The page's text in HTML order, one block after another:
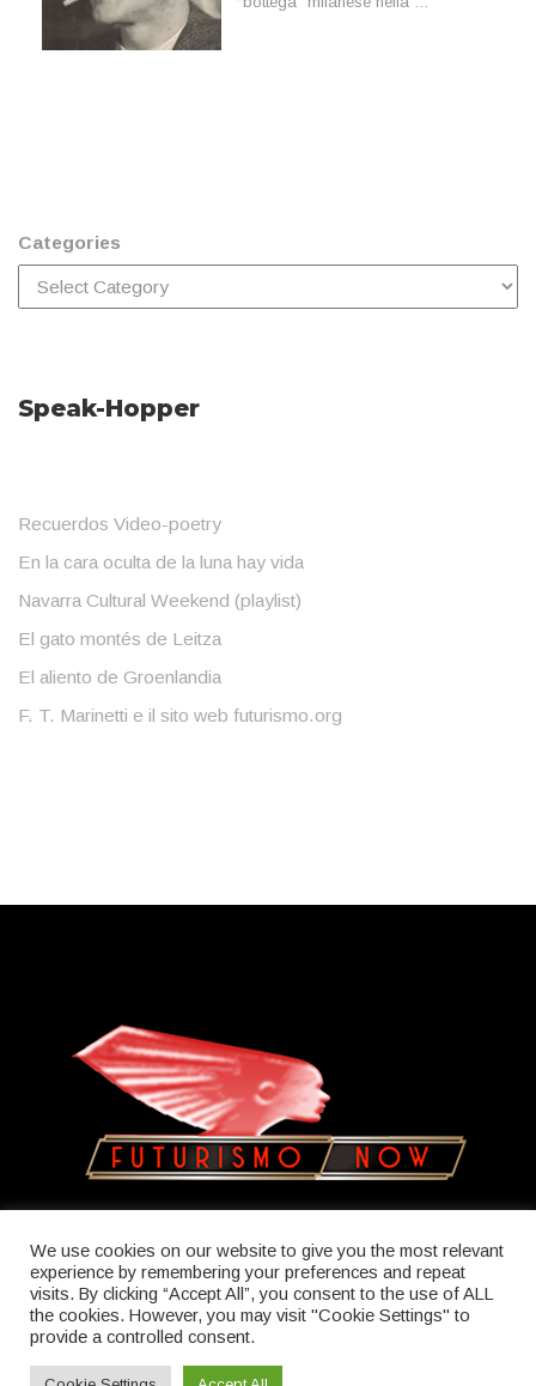
Categories
Speak-Hopper
Recuerdos Video-poetry
En la cara oculta de la luna hay vida
Navarra Cultural Weekend (playlist)
El gato montés de Leitza
El aliento de Groenlandia
F. T. Marinetti e il sito web futurismo.org
We use cookies on our website to give you the most relevant
experience by remembering your preferences and repeat
visits. By clicking “Accept All”, you consent to the use of ALL
the cookies. However, you may visit "Cookie Settings" to
provide a controlled consent.